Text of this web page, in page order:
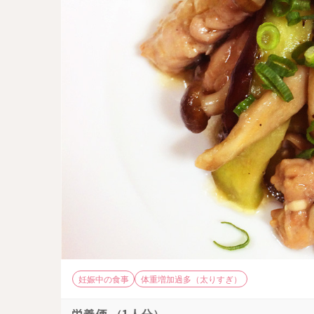
妊娠中の食事 体重増加過多（太りすぎ）